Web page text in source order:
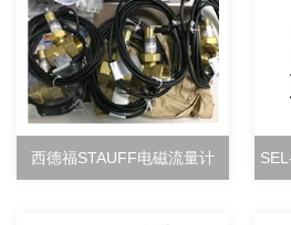
西德福STAUFF电磁流量计